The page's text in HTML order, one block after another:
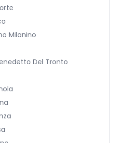
Milanino
Del Tronto